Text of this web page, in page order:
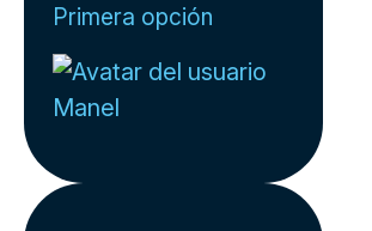
Primera opción
Manel